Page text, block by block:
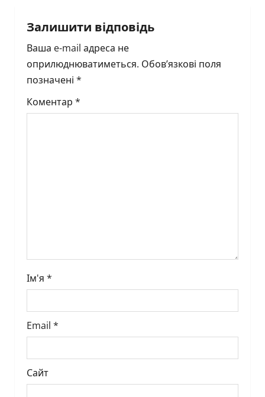
v
i
g
a
Залишити відповідь
Ваша e-mail адреса не
оприлюднюватиметься. Обов’язкові поля
позначені *
Коментар *
Ім'я *
Email *
Сайт